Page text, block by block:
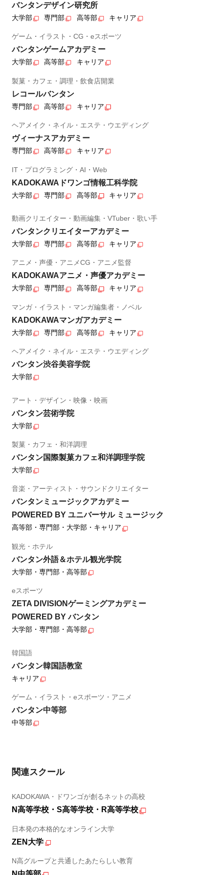
バンタンデザイン研究所
大学部 専門部 高等部 キャリア
ゲーム・イラスト・CG・eスポーツ
バンタンゲームアカデミー
大学部 高等部 キャリア
製菓・カフェ・調理・飲食店開業
レコールバンタン
専門部 高等部 キャリア
ヘアメイク・ネイル・エステ・ウエディング
ヴィーナスアカデミー
専門部 高等部 キャリア
IT・プログラミング・AI・Web
KADOKAWAドワンゴ情報工科学院
大学部 専門部 高等部 キャリア
動画クリエイター・動画編集・VTuber・歌い手
バンタンクリエイターアカデミー
大学部 専門部 高等部 キャリア
アニメ・声優・アニメCG・アニメ監督
KADOKAWAアニメ・声優アカデミー
大学部 専門部 高等部 キャリア
マンガ・イラスト・マンガ編集者・ノベル
KADOKAWAマンガアカデミー
大学部 専門部 高等部 キャリア
ヘアメイク・ネイル・エステ・ウエディング
バンタン渋谷美容学院
大学部
アート・デザイン・映像・映画
バンタン芸術学院
大学部
製菓・カフェ・和洋調理
バンタン国際製菓カフェ和洋調理学院
大学部
音楽・アーティスト・サウンドクリエイター
バンタンミュージックアカデミー
POWERED BY ユニバーサル ミュージック
高等部・専門部・大学部・キャリア
観光・ホテル
バンタン外語＆ホテル観光学院
大学部・専門部・高等部
eスポーツ
ZETA DIVISIONゲーミングアカデミー
POWERED BY バンタン
大学部・専門部・高等部
韓国語
バンタン韓国語教室
キャリア
ゲーム・イラスト・eスポーツ・アニメ
バンタン中等部
中等部
関連スクール
KADOKAWA・ドワンゴが創るネットの高校
N高等学校・S高等学校・R高等学校
日本発の本格的なオンライン大学
ZEN大学
N高グループと共通したあたらしい教育